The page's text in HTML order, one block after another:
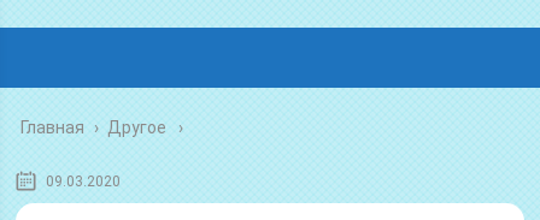
Главная › Другое
09.03.2020